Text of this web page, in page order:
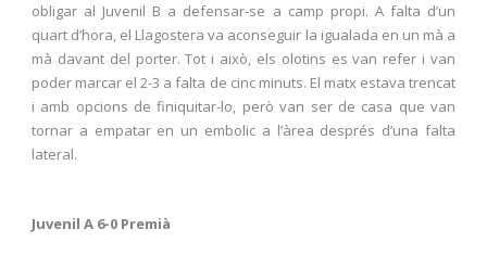
obligar al Juvenil B a defensar-se a camp propi. A falta d’un
quart d’hora, el Llagostera va aconseguir la igualada en un mà a
mà davant del porter. Tot i això, els olotins es van refer i van
poder marcar el 2-3 a falta de cinc minuts. El matx estava trencat
i amb opcions de finiquitar-lo, però van ser de casa que van
tornar a empatar en un embolic a l’àrea després d’una falta
lateral.
Juvenil A 6-0 Premià